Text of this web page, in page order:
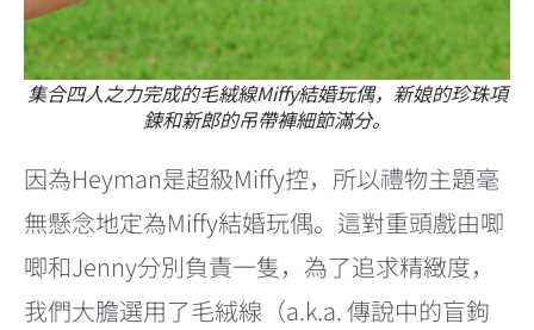
集合四人之力完成的毛絨線Miffy結婚玩偶，新娘的珍珠項
鍊和新郎的吊帶褲細節滿分。
因為Heyman是超級Miffy控，所以禮物主題毫
無懸念地定為Miffy結婚玩偶。這對重頭戲由唧
唧和Jenny分別負責一隻，為了追求精緻度，
我們大膽選用了毛絨線（a.k.a. 傳說中的盲鉤